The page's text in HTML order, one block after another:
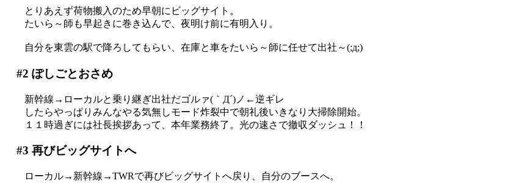
とりあえず荷物搬入のため早朝にビッグサイト。
たいら～師も早起きに巻き込んで、夜明け前に有明入り。
自分を東雲の駅で降ろしてもらい、在庫と車をたいら～師に任せて出社～(;д;)
#2 ぽしごとおさめ
新幹線→ローカルと乗り継ぎ出社だゴルァ(｀Д´)ノ←逆ギレ
したらやっぱりみんなやる気無しモード炸裂中で朝礼後いきなり大掃除開始。
１１時過ぎには社長挨拶あって、本年業務終了。光の速さで撤収ダッシュ！！
#3 再びビッグサイトへ
ローカル→新幹線→TWRで再びビッグサイトへ戻り、自分のブースへ。